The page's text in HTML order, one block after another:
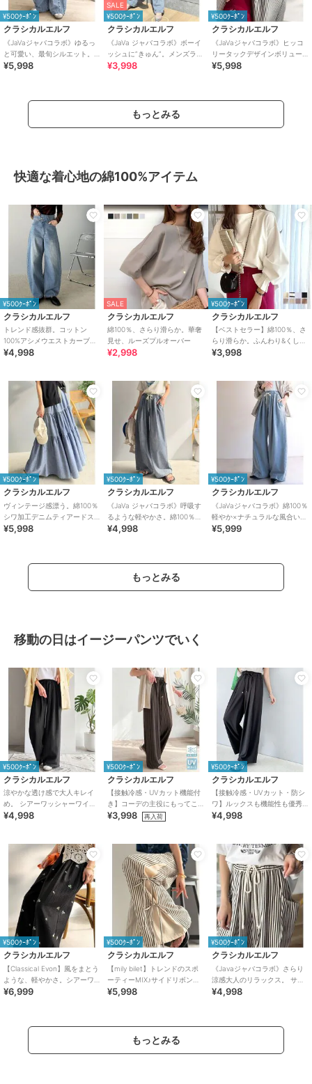
¥500ｸｰﾎﾟﾝ
クラシカルエルフ
《JaVaジャバコラボ》ゆるっ
と可愛い、最旬シルエット。
バレルレッグワイドカーブデ
¥5,998
SALE
¥500ｸｰﾎﾟﾝ
クラシカルエルフ
《JaVa ジャバコラボ》ボーイ
ッシュに”きゅん”。メンズライ
クペインターパンツ
¥3,998
¥500ｸｰﾎﾟﾝ
クラシカルエルフ
《JaVaジャバコラボ》ヒッコ
リータックデザインボリュー
ムパンツ(ストライプ＆無地)
¥5,998
もっとみる
快適な着心地の綿100%アイテム
¥500ｸｰﾎﾟﾝ
クラシカルエルフ
トレンド感抜群。コットン
100%アシメウエストカーブデ
ニムパンツ
¥4,998
SALE
クラシカルエルフ
綿100％、さらり滑らか。華奢
見せ、ルーズプルオーバー
¥2,998
¥500ｸｰﾎﾟﾝ
クラシカルエルフ
【ベストセラー】綿100％、さ
らり滑らか。ふんわり&くしゅ
が可愛い大人トップス
¥3,998
¥500ｸｰﾎﾟﾝ
クラシカルエルフ
ヴィンテージ感漂う。綿100％
シワ加工デニムティアードス
カート
¥5,998
¥500ｸｰﾎﾟﾝ
クラシカルエルフ
《JaVa ジャバコラボ》呼吸す
るような軽やかさ。綿100％シ
ワ加工デニム2タックイージー
¥4,998
¥500ｸｰﾎﾟﾝ
クラシカルエルフ
《JaVaジャバコラボ》綿100％
軽やか×ナチュラルな風合い。
ライトオンスデニムイージー
¥5,999
もっとみる
移動の日はイージーパンツでいく
¥500ｸｰﾎﾟﾝ
クラシカルエルフ
涼やかな透け感で大人キレイ
め。 シアーワッシャーワイド
イージーパンツ
¥4,998
¥500ｸｰﾎﾟﾝ
クラシカルエルフ
【接触冷感・UVカット機能付
き】コーデの主役にもってこ
いの一本！紐付き総柄スリム
¥3,998 再入荷
¥500ｸｰﾎﾟﾝ
クラシカルエルフ
【接触冷感・UVカット・防シ
ワ】ルックスも機能性も優秀♪
ギャザーワイドストレートイ
¥4,998
¥500ｸｰﾎﾟﾝ
クラシカルエルフ
【Classical Evon】風をまとう
ような、軽やかさ。シアーワ
ッシャー小花柄刺繍イージー
¥6,999
¥500ｸｰﾎﾟﾝ
クラシカルエルフ
【mily bilet】トレンドのスポ
ーティーMIX♪サイドリボンタ
イ 切り替えイージーパンツ
¥5,998
¥500ｸｰﾎﾟﾝ
クラシカルエルフ
《Javaジャバコラボ》さらり
涼感大人のリラックス。 サッ
カー素材ビックポケットイー
¥4,998
もっとみる